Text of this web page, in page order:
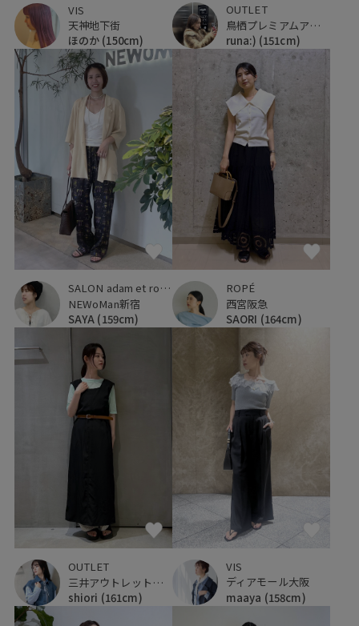
VIS
天神地下街
ほのか (150cm)
OUTLET
鳥栖プレミアムアウトレット
runa:) (151cm)
SALON adam et ropé
NEWoMan新宿
SAYA (159cm)
ROPÉ
西宮阪急
SAORI (164cm)
OUTLET
三井アウトレットパーク 横浜ベイサイド
shiori (161cm)
VIS
ディアモール大阪
maaya (158cm)